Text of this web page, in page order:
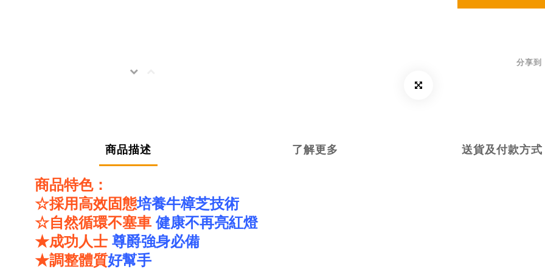
分享到
商品描述 了解更多 送貨及付款方式
商品特色：
☆採用高效固態培養牛樟芝技術
☆自然循環不塞車 健康不再亮紅燈
★成功人士 尊爵強身必備
★調整體質好幫手